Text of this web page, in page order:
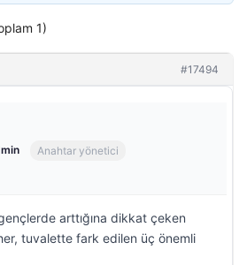
1)
#17494
Anahtar yönetici
arttığına dikkat çeken
tuvalette fark edilen üç önemli